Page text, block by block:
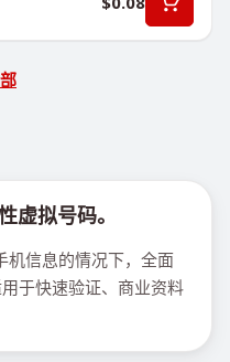
虚拟号码。
机信息的情况下，全面
于快速验证、商业资料